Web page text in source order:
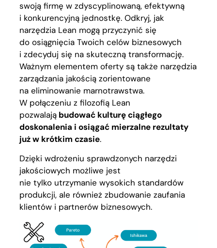
swoją firmę w zdyscyplinowaną, efektywną
i konkurencyjną jednostkę. Odkryj, jak
narzędzia Lean mogą przyczynić się
do osiągnięcia Twoich celów biznesowych
i zdecyduj się na skuteczną transformację.
Ważnym elementem oferty są także narzędzia
zarządzania jakością zorientowane
na eliminowanie marnotrawstwa.
W połączeniu z filozofią Lean
pozwalają budować kulturę ciągłego
doskonalenia i osiągać mierzalne rezultaty
już w krótkim czasie.
Dzięki wdrożeniu sprawdzonych narzędzi
jakościowych możliwe jest
nie tylko utrzymanie wysokich standardów
produkcji, ale również zbudowanie zaufania
klientów i partnerów biznesowych.